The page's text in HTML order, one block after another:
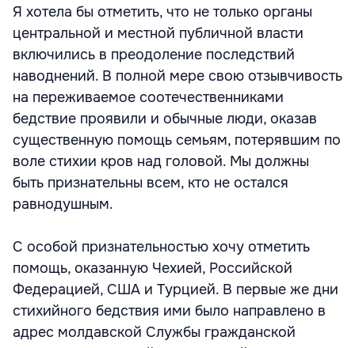
Я хотела бы отметить, что не только органы
центральной и местной публичной власти
включились в преодоление последствий
наводнений. В полной мере свою отзывчивость
на переживаемое соотечественниками
бедствие проявили и обычные люди, оказав
существенную помощь семьям, потерявшим по
воле стихии кров над головой. Мы должны
быть признательны всем, кто не остался
равнодушным.
С особой признательностью хочу отметить
помощь, оказанную Чехией, Российской
Федерацией, США и Турцией. В первые же дни
стихийного бедствия ими было направлено в
адрес молдавской Службы гражданской